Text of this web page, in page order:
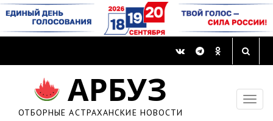
АРБУЗ
ОТБОРНЫЕ АСТРАХАНСКИЕ НОВОСТИ